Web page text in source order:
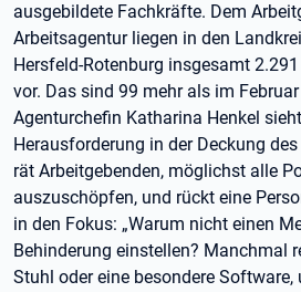
ausgebildete Fachkräfte. Dem
Arbeitsagentur liegen in den
Hersfeld-Rotenburg insgesamt
vor. Das sind 99 mehr als im
Agenturchefin Katharina Henkel
Herausforderung in der Deckung
rät Arbeitgebenden, möglichst alle
auszuschöpfen, und rückt eine
in den Fokus: „Warum nicht einen
Behinderung einstellen? Manchmal
Stuhl oder eine besondere Software,